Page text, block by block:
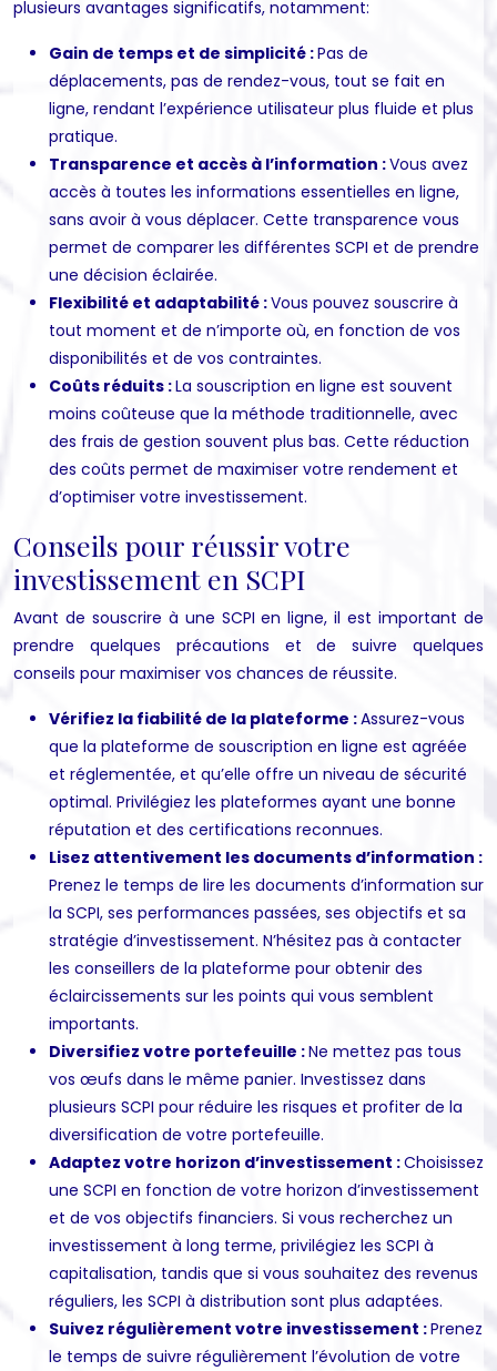
plusieurs avantages significatifs, notamment:
Gain de temps et de simplicité :Pas de
déplacements, pas de rendez-vous, tout se fait en
ligne, rendant l’expérience utilisateur plus fluide et plus
pratique.
Transparence et accès à l’information :Vous avez
accès à toutes les informations essentielles en ligne,
sans avoir à vous déplacer. Cette transparence vous
permet de comparer les différentes SCPI et de prendre
une décision éclairée.
Flexibilité et adaptabilité :Vous pouvez souscrire à
tout moment et de n’importe où, en fonction de vos
disponibilités et de vos contraintes.
Coûts réduits :La souscription en ligne est souvent
moins coûteuse que la méthode traditionnelle, avec
des frais de gestion souvent plus bas. Cette réduction
des coûts permet de maximiser votre rendement et
d’optimiser votre investissement.
Conseils pour réussir votre
investissement en SCPI
Avant de souscrire à une SCPI en ligne, il est important de
prendre quelques précautions et de suivre quelques
conseils pour maximiser vos chances de réussite.
Vérifiez la fiabilité de la plateforme :Assurez-vous
que la plateforme de souscription en ligne est agréée
et réglementée, et qu’elle offre un niveau de sécurité
optimal. Privilégiez les plateformes ayant une bonne
réputation et des certifications reconnues.
Lisez attentivement les documents d’information :
Prenez le temps de lire les documents d’information sur
la SCPI, ses performances passées, ses objectifs et sa
stratégie d’investissement. N’hésitez pas à contacter
les conseillers de la plateforme pour obtenir des
éclaircissements sur les points qui vous semblent
importants.
Diversifiez votre portefeuille :Ne mettez pas tous
vos œufs dans le même panier. Investissez dans
plusieurs SCPI pour réduire les risques et profiter de la
diversification de votre portefeuille.
Adaptez votre horizon d’investissement :Choisissez
une SCPI en fonction de votre horizon d’investissement
et de vos objectifs financiers. Si vous recherchez un
investissement à long terme, privilégiez les SCPI à
capitalisation, tandis que si vous souhaitez des revenus
réguliers, les SCPI à distribution sont plus adaptées.
Suivez régulièrement votre investissement :Prenez
le temps de suivre régulièrement l’évolution de votre